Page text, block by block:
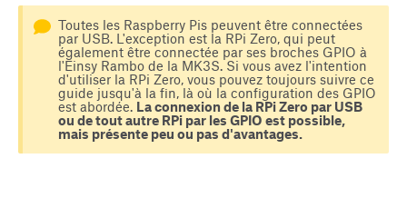
Toutes les Raspberry Pis peuvent être connectées
par USB. L'exception est la RPi Zero, qui peut
également être connectée par ses broches GPIO à
l'Einsy Rambo de la MK3S. Si vous avez l'intention
d'utiliser la RPi Zero, vous pouvez toujours suivre ce
guide jusqu'à la fin, là où la configuration des GPIO
est abordée. La connexion de la RPi Zero par USB
ou de tout autre RPi par les GPIO est possible,
mais présente peu ou pas d'avantages.